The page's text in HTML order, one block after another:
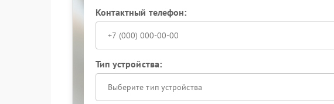
Контактный телефон:
Тип устройства:
Выберите тип устройства